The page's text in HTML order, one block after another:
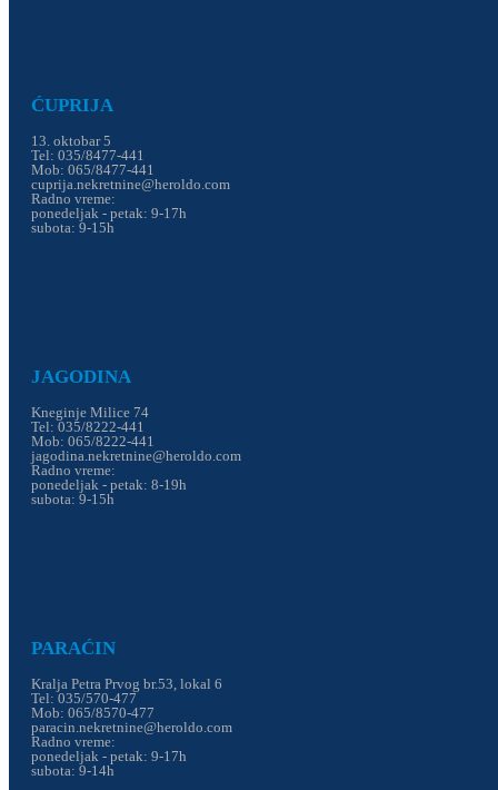
JAGODINA
Kneginje Milice 74
Tel: 035/8222-441
Mob: 065/8222-441
jagodina.nekretnine@heroldo.com
Radno vreme:
ponedeljak - petak: 8-19h
subota: 9-15h
ĆUPRIJA
13. oktobar 5
Tel: 035/8477-441
Mob: 065/8477-441
cuprija.nekretnine@heroldo.com
Radno vreme:
ponedeljak - petak: 9-17h
subota: 9-15h
PARAĆIN
Kralja Petra Prvog br.53, lokal 6
Tel: 035/570-477
Mob: 065/8570-477
paracin.nekretnine@heroldo.com
Radno vreme:
ponedeljak - petak: 9-17h
subota: 9-14h